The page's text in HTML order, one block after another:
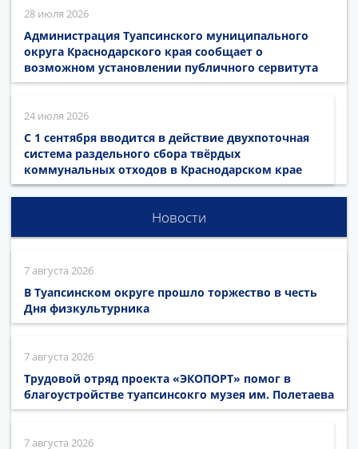
28 июля 2026
Администрация Туапсинского муниципального
округа Краснодарского края сообщает о
возможном установлении публичного сервитута
24 июля 2026
С 1 сентября вводится в действие двухпоточная
система раздельного сбора твёрдых
коммунальных отходов в Краснодарском крае
Новости
7 августа 2026
В Туапсинском округе прошло торжество в честь
Дня физкультурника
7 августа 2026
Трудовой отряд проекта «ЭКОПОРТ» помог в
благоустройстве туапсинсокго музея им. Полетаева
7 августа 2026